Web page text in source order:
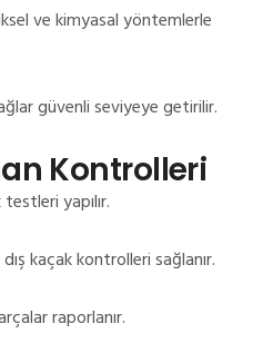
ve kimyasal yöntemlerle
güvenli seviyeye getirilir.
Kontrolleri
yapılır.
kaçak kontrolleri sağlanır.
raporlanır.